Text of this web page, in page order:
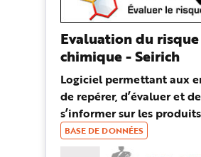
Evaluation du risque
chimique - Seirich
Logiciel permettant aux
de repérer, d’évaluer et de
s’informer sur les produits
chimiques utilisés dans
BASE DE DONNÉES